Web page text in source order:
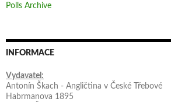
Polls Archive
INFORMACE
Vydavatel:
Antonín Škach - Angličtina v České Třebové
Habrmanova 1895